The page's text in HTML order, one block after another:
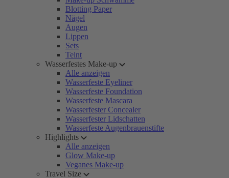
Blotting Paper
Nägel
Augen
Lippen
Sets
Teint
Wasserfestes Make-up
Alle anzeigen
Wasserfeste Eyeliner
Wasserfeste Foundation
Wasserfeste Mascara
Wasserfester Concealer
Wasserfester Lidschatten
Wasserfeste Augenbrauenstifte
Highlights
Alle anzeigen
Glow Make-up
Veganes Make-up
Travel Size